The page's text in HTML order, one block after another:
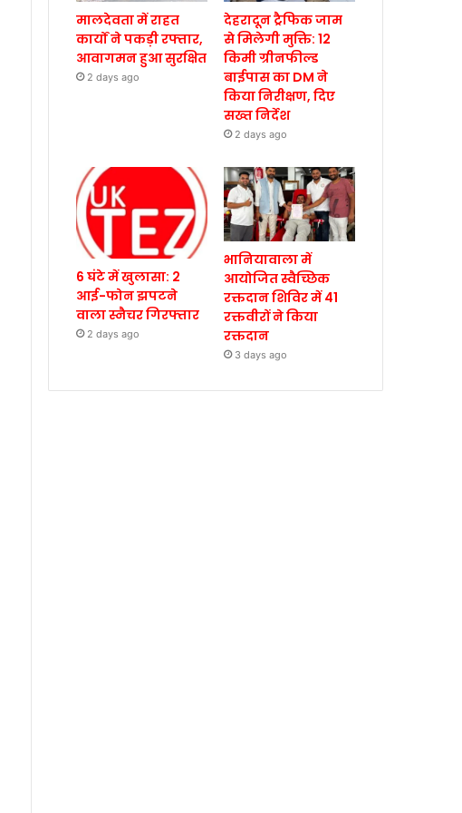
मालदेवता में राहत
कार्यों ने पकड़ी रफ्तार,
आवागमन हुआ सुरक्षित
2 days ago
देहरादून ट्रैफिक जाम
से मिलेगी मुक्ति: 12
किमी ग्रीनफील्ड
बाईपास का DM ने
किया निरीक्षण, दिए
सख्त निर्देश
2 days ago
6 घंटे में खुलासा: 2
आई-फोन झपटने
वाला स्नैचर गिरफ्तार
2 days ago
भानियावाला में
आयोजित स्वैच्छिक
रक्तदान शिविर में 41
रक्तवीरों ने किया
रक्तदान
3 days ago